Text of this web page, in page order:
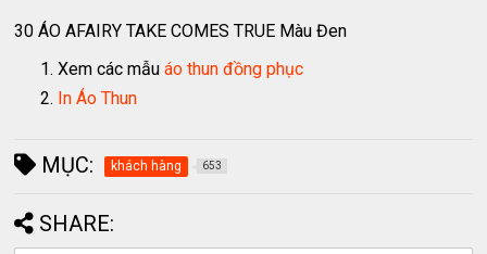
30 ÁO AFAIRY TAKE COMES TRUE Màu Đen
Xem các mẫuáo thun đồng phục
In Áo Thun
MỤC: khách hàng 653
SHARE: